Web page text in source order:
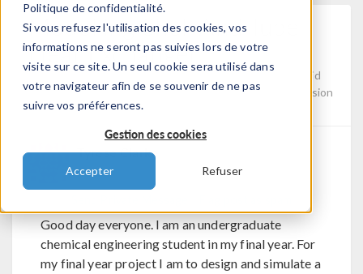
Politique de confidentialité.
Si vous refusez l'utilisation des cookies, vos
informations ne seront pas suivies lors de votre
visite sur ce site. Un seul cookie sera utilisé dans
votre navigateur afin de se souvenir de ne pas
suivre vos préférences.
Gestion des cookies
Accepter Refuser
Modelling Shell And Tube
Heat Exchanger
Posted 4 mars 2026, 09:32 UTC−5
Computational Fluid
Dynamics (CFD), Heat Transfer, Studies & Solvers
Version
6.3
0 Replies
Tyrese Clarke
Good day everyone. I am an undergraduate
chemical engineering student in my final year. For
my final year project I am to design and simulate a